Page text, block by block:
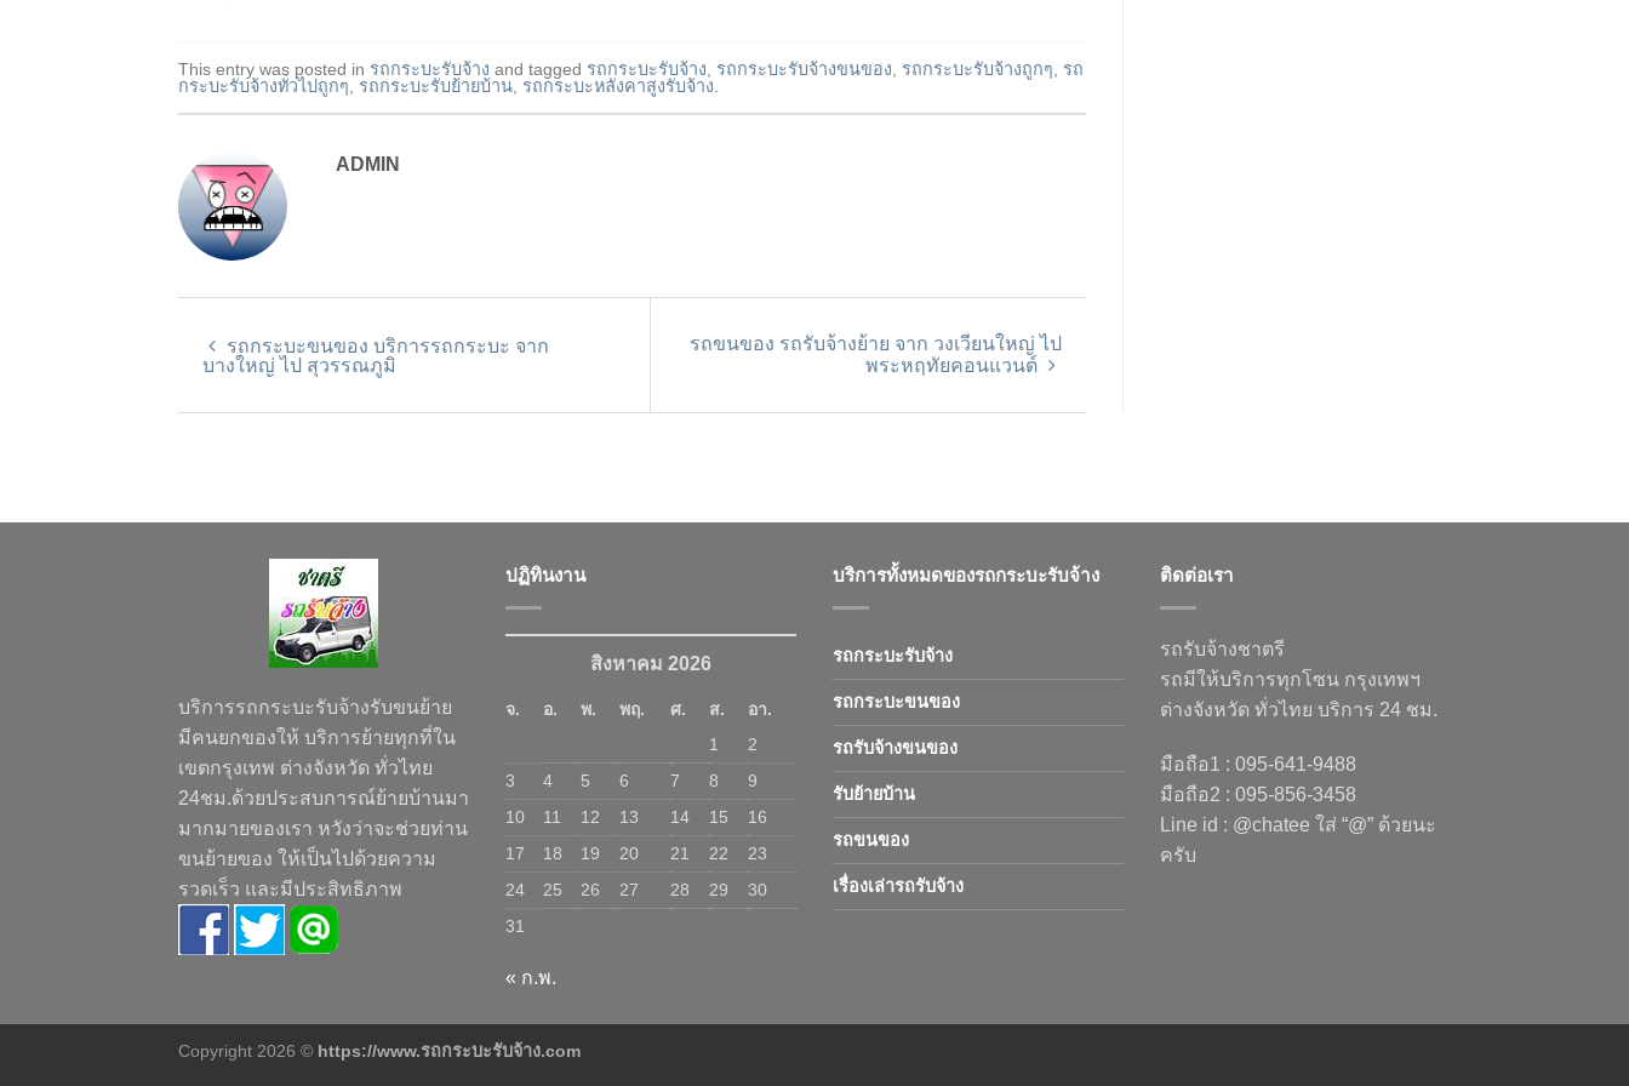
This entry was posted in รถกระบะรับจ้าง and tagged รถกระบะรับจ้าง รถกระบะรับจ้างขนของ รถกระบะรับจ้างถูกๆ
รถ
กระบะรับจ้างทั่วไปถูกๆ
รถกระบะรับย้ายบ้าน รถกระบะหลังคาสูงรับจ้าง
ADMIN
รถกระบะขนของ บริการรถกระบะ จาก
บางใหญ่ ไป สุวรรณภูมิ
รถขนของ รถรับจ้างย้าย จาก วงเวียนใหญ่ ไป
พระหฤทัยคอนแวนต์
บริการรถกระบะรับจ้างรับขนย้าย
มีคนยกของให้ บริการย้ายทุกที่ใน
เขตกรุงเทพ ต่างจังหวัด ทั่วไทย
24ชม.ด้วยประสบการณ์ย้ายบ้านมา
มากมายของเรา หวังว่าจะช่วยท่าน
ขนย้ายของ ให้เป็นไปด้วยความ
รวดเร็ว และมีประสิทธิภาพ
ปฏิทินงาน
สิงหาคม 2026
จ. อ. พ. พฤ. ศ. ส.
อา.
1
2
3
4 5 6 7 8
9
10
11 12 13 14 15
16
17
18 19 20 21 22
23
24
25 26 27 28 29
30
31
« ก.พ.
บริการทั้งหมดของรถกระบะรับจ้าง
รถกระบะรับจ้าง
รถกระบะขนของ
รถรับจ้างขนของ
รับย้ายบ้าน
รถขนของ
เรื่องเล่ารถรับจ้าง
ติดต่อเรา
รถรับจ้างชาตรี
รถมีให้บริการทุกโซน กรุงเทพฯ
ต่างจังหวัด ทั่วไทย บริการ 24 ชม.
มือถือ1 : 095-641-9488
มือถือ2 : 095-856-3458
Line id : @chatee ใส่ “@” ด้วยนะ
ครับ
Copyright 2026 © https://www.รถกระบะรับจ้าง.com